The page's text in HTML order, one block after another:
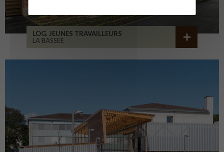
LOG. JEUNES TRAVAILLEURS
LA BASSEE